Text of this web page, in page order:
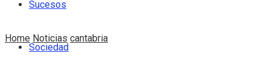
Sucesos
Sociedad
Home Noticias cantabria